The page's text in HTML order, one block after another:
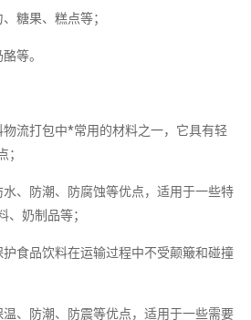
糖果、糕点等；
等。
流打包中*常用的材料之一，它具有轻
；
、防潮、防腐蚀等优点，适用于一些特
、奶制品等；
食品饮料在运输过程中不受颠簸和碰撞
、防潮、防震等优点，适用于一些需要